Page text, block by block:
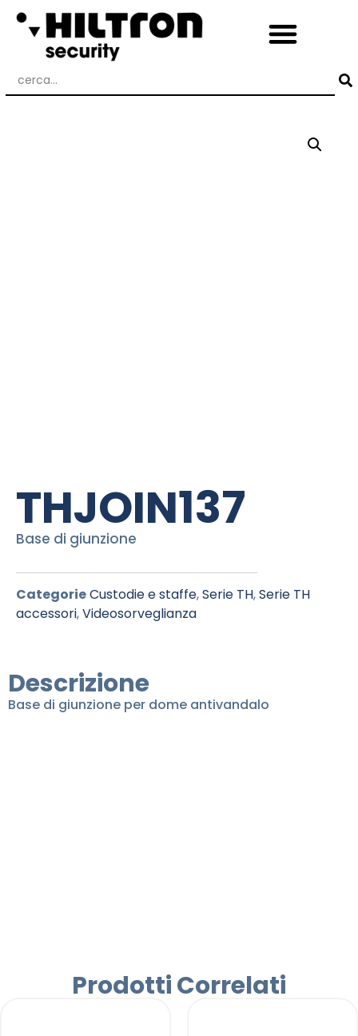
THJOIN137
Base di giunzione
CategorieCustodie e staffe,Serie TH,Serie TH
accessori,Videosorveglianza
Descrizione
Base di giunzione per dome antivandalo
Prodotti Correlati